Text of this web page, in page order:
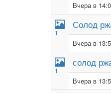
Вчера в
1
Солод
Вчера в
1
солод
Вчера в